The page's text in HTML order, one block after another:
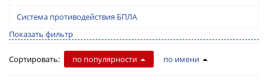
Система противодействия БПЛА
Показать фильтр
Сортировать: по популярности по имени